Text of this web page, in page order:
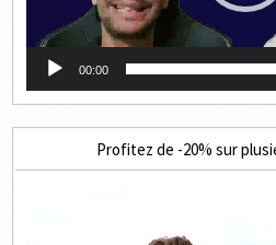
00:00
Profitez de -20% sur